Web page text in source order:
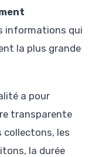
informations qui
la plus grande
a pour
transparente
collectons, les
la durée